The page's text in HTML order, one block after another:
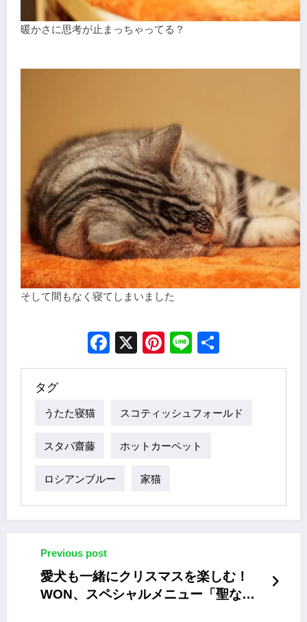
暖かさに思考が止まっちゃってる？
そして間もなく寝てしまいました
Facebook
X Pinterest
Line
タグ
うたた寝猫 スコティッシュフォールド
スタパ齋藤 ホットカーペット
ロシアンブルー 家猫
Previous post
愛犬も一緒にクリスマスを楽しむ！
WON、スペシャルメニュー「聖なる